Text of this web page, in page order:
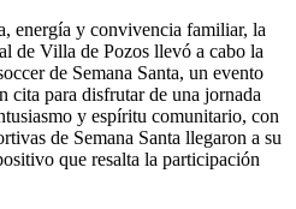
energía y convivencia familiar, la
de Villa de Pozos llevó a cabo la
de Semana Santa, un evento
cita para disfrutar de una jornada
y espíritu comunitario, con
de Semana Santa llegaron a su
que resalta la participación